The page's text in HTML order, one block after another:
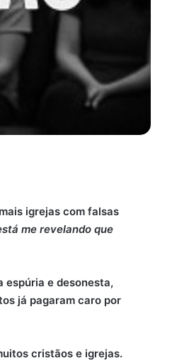
igrejas com falsas
me revelando que
espúria e desonesta,
já pagaram caro por
cristãos e igrejas.